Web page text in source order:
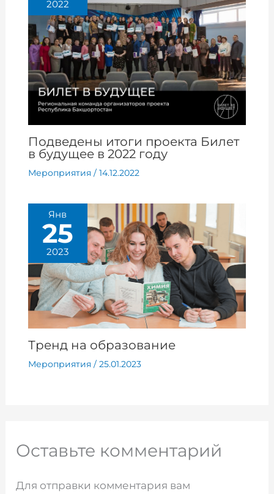
2022
Подведены итоги проекта Билет
в будущее в 2022 году
Мероприятия / 14.12.2022
Янв
25
2023
Тренд на образование
Мероприятия / 25.01.2023
Оставьте комментарий
Для отправки комментария вам